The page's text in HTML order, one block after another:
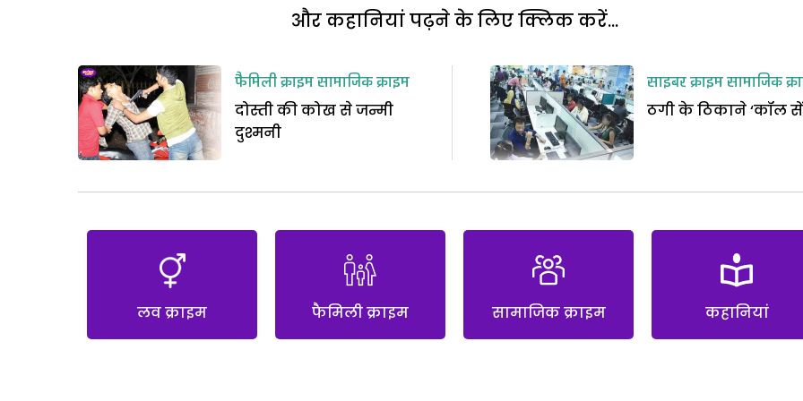
और कहानियां पढ़ने के लिए क्लिक करें...
फैमिली क्राइमसामाजिक क्राइम
दोस्ती की कोख से जन्मी
दुश्मनी
साइबर क्राइमसामाजिक
ठगी के ठिकाने ‘कॉल
लव क्राइम फैमिली क्राइम सामाजिक क्राइम कहानियां